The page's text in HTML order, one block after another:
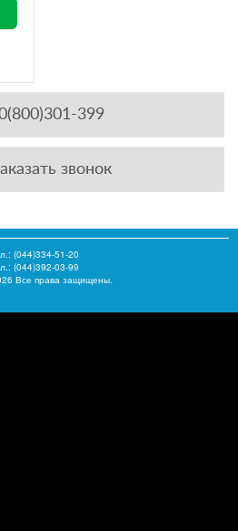
399
звонок
(044)334-51-20
(044)392-03-99
Все права защищены.